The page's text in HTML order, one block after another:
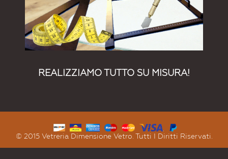
REALIZZIAMO TUTTO SU MISURA!
© 2015 Vetreria Dimensione Vetro. Tutti I Diritti Riservati.